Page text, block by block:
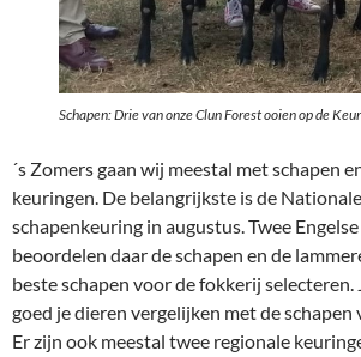
Schapen: Drie van onze Clun Forest ooien op de
´s Zomers gaan wij meestal met schapen
keuringen. De belangrijkste is de
schapenkeuring in augustus. Twee
beoordelen daar de schapen en de
beste schapen voor de fokkerij selecteren.
goed je dieren vergelijken met de schapen
Er zijn ook meestal twee regionale